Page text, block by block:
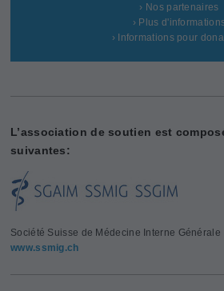
› Nos partenaires
› Plus
› Informations pour
L’association de soutien est
suivantes:
Société Suisse de Médecine Interne Générale
www.ssmig.ch